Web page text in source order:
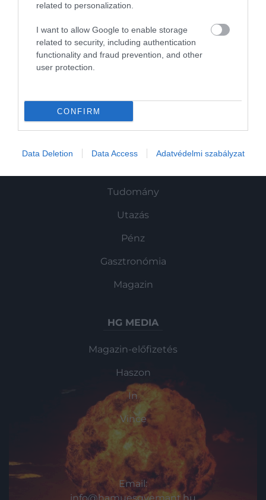
related to personalization.
I want to allow Google to enable storage
related to security, including authentication
functionality and fraud prevention, and other
user protection.
CONFIRM
Data Deletion Data Access Adatvédelmi szabályzat
számára ismeretlenek.
Művelődj, szórakozz, kíváncsiskodj, kóstolgass
Tudomány
Utazás
Pénz
Gasztronómia
Magazin
HG MEDIA
Magazin-előfizetés
Haszon
In
Vince
KAPCSOLAT
Email: